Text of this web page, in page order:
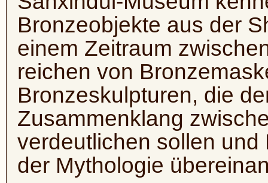
Bronzeobjekte aus der
einem Zeitraum
reichen von
Bronzeskulpturen, die
Zusammenklang
verdeutlichen sollen
der Mythologie